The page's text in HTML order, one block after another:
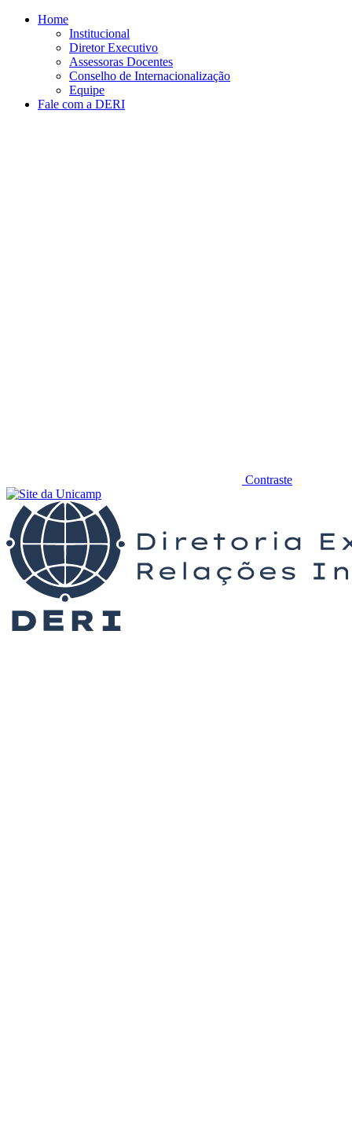
Conteúdo principal
Home
Institucional
Diretor Executivo
Assessoras Docentes
Conselho de Internacionalização
Equipe
Fale com a DERI
Contraste